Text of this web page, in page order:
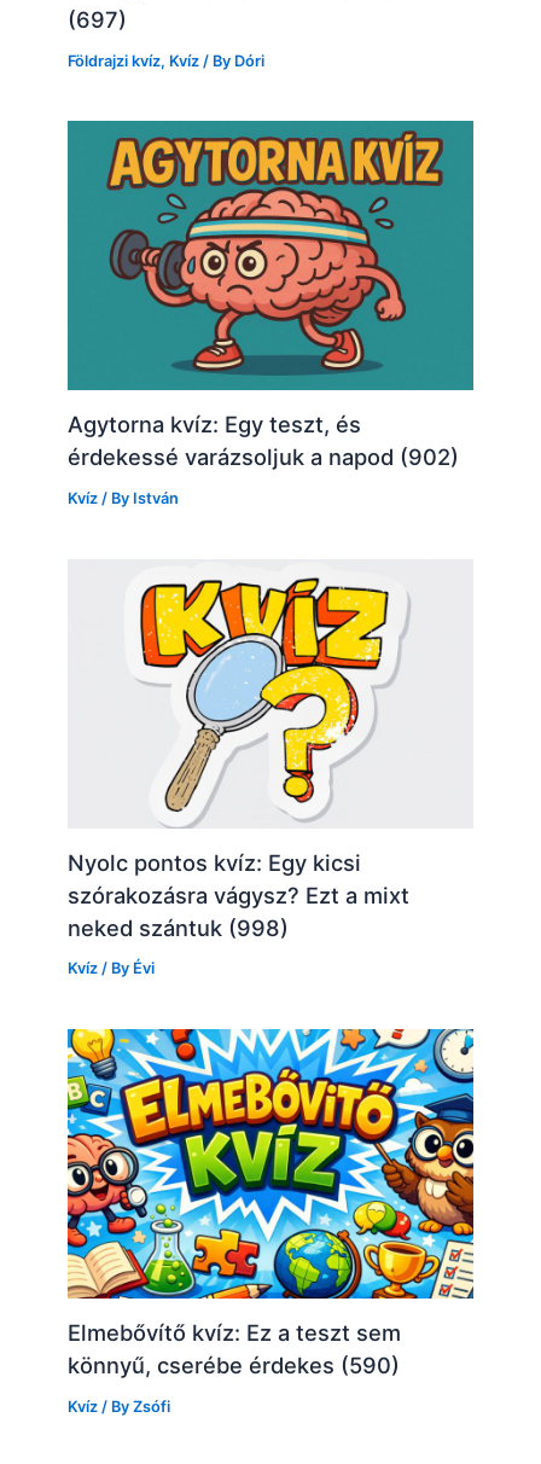
(697)
Földrajzi kvíz, Kvíz / By Dóri
Agytorna kvíz: Egy teszt, és
érdekessé varázsoljuk a napod (902)
Kvíz / By István
Nyolc pontos kvíz: Egy kicsi
szórakozásra vágysz? Ezt a mixt
neked szántuk (998)
Kvíz / By Évi
Elmebővítő kvíz: Ez a teszt sem
könnyű, cserébe érdekes (590)
Kvíz / ByZsófi